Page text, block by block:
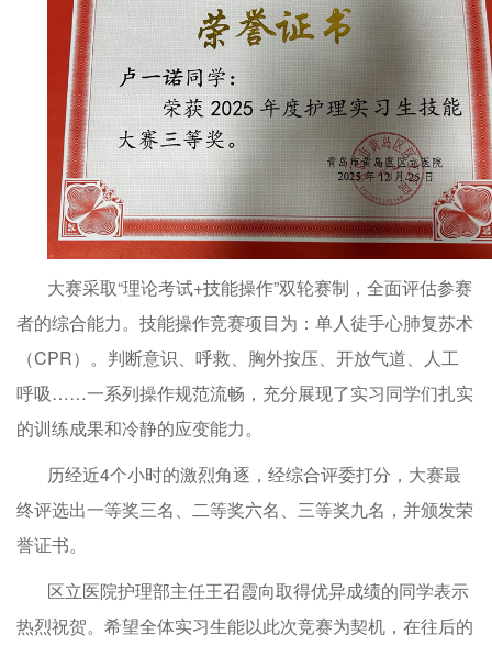
大赛采取“理论考试+技能操作”双轮赛制，全面评估参赛
者的综合能力。技能操作竞赛项目为：单人徒手心肺复苏术
（CPR）。判断意识、呼救、胸外按压、开放气道、人工
呼吸……一系列操作规范流畅，充分展现了实习同学们扎实
的训练成果和冷静的应变能力。
历经近4个小时的激烈角逐，经综合评委打分，大赛最
终评选出一等奖三名、二等奖六名、三等奖九名，并颁发荣
誉证书。
区立医院护理部主任王召霞向取得优异成绩的同学表示
热烈祝贺。希望全体实习生能以此次竞赛为契机，在往后的